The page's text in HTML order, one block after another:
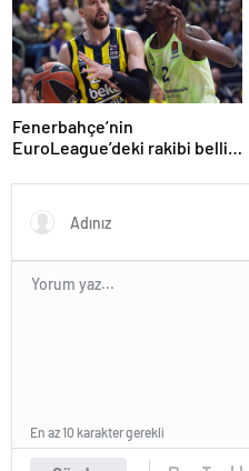
Fenerbahçe’nin
EuroLeague’deki rakibi belli
En az 10 karakter gerekli